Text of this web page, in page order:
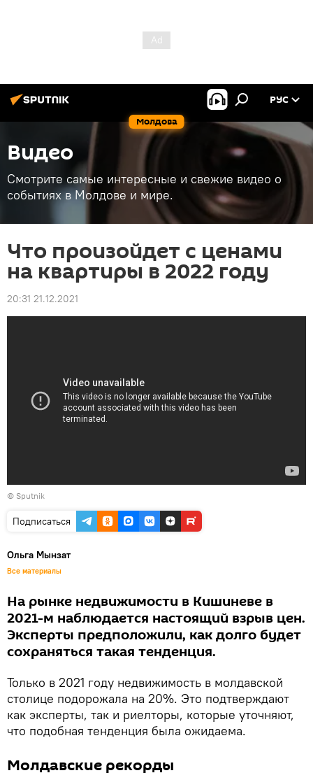
Молдова
РУС
Видео
Смотрите самые интересные и свежие видео о
событиях в Молдове и мире.
Что произойдет с ценами
на квартиры в 2022 году
20:31 21.12.2021
© Sputnik
Подписаться
Ольга Мынзат
Все материалы
На рынке недвижимости в Кишиневе в
2021-м наблюдается настоящий взрыв цен.
Эксперты предположили, как долго будет
сохраняться такая тенденция.
Только в 2021 году недвижимость в молдавской
столице подорожала на 20%. Это подтверждают
как эксперты, так и риелторы, которые уточняют,
что подобная тенденция была ожидаема.
Молдавские рекорды